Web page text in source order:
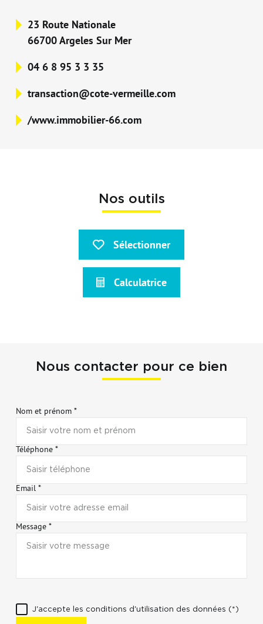
23 Route Nationale
66700 Argeles Sur Mer
04 6 8 95 3 3 35
transaction@cote-vermeille.com
/www.immobilier-66.com
Nos outils
Sélectionner
Calculatrice
Nous contacter pour ce bien
Nom et prénom *
Téléphone *
Email *
Message *
J'accepte les conditions d'utilisation des données (*)